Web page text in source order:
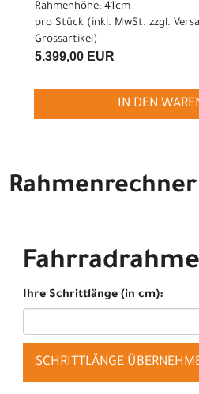
Rahmenhöhe: 41cm
pro Stück (inkl. MwSt. zzgl.
Grossartikel)
5.399,00 EUR
IN DEN
Rahmenrechner
Ihre Schrittlänge (in cm):
SCHRITTLÄNGE